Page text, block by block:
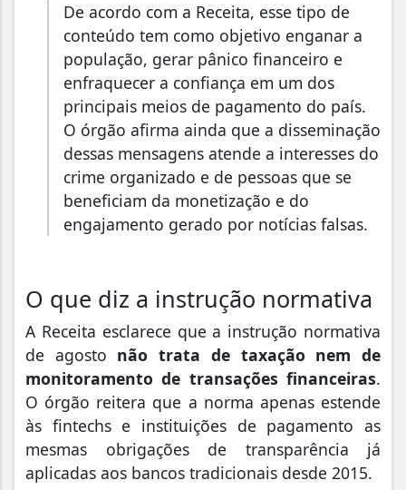
De acordo com a Receita, esse tipo de
conteúdo tem como objetivo enganar a
população, gerar pânico financeiro e
enfraquecer a confiança em um dos
principais meios de pagamento do país.
O órgão afirma ainda que a disseminação
dessas mensagens atende a interesses do
crime organizado e de pessoas que se
beneficiam da monetização e do
engajamento gerado por notícias falsas.
O que diz a instrução normativa
A Receita esclarece que a instrução normativa
de agosto não trata de taxação nem de
monitoramento de transações financeiras.
O órgão reitera que a norma apenas estende
às fintechs e instituições de pagamento as
mesmas obrigações de transparência já
aplicadas aos bancos tradicionais desde 2015.